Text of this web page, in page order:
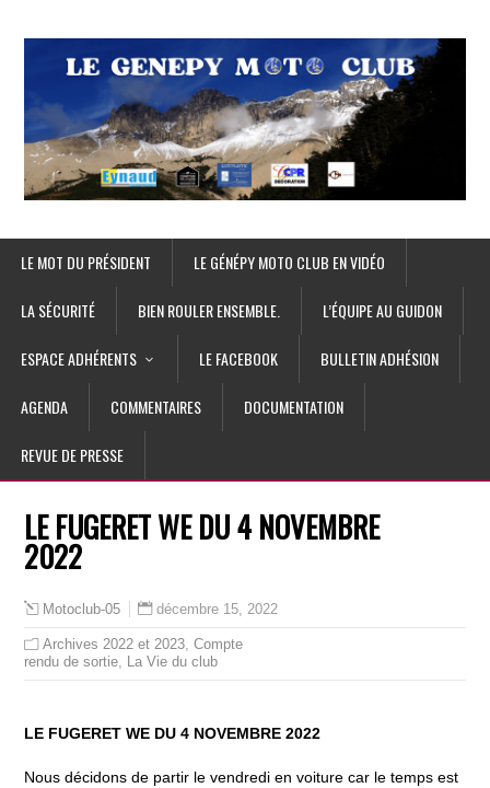
LE MOT DU PRÉSIDENT LE GÉNÉPY MOTO CLUB EN VIDÉO
LA SÉCURITÉ BIEN ROULER ENSEMBLE. L’ÉQUIPE AU GUIDON
ESPACE ADHÉRENTS LE FACEBOOK BULLETIN ADHÉSION
AGENDA COMMENTAIRES DOCUMENTATION
REVUE DE PRESSE
LE FUGERET WE DU 4 NOVEMBRE
2022
Motoclub-05 décembre 15, 2022
Archives 2022 et 2023,Compte
rendu de sortie, La Vie du club
LE FUGERET WE DU 4 NOVEMBRE 2022
Nous décidons de partir le vendredi en voiture car le temps est